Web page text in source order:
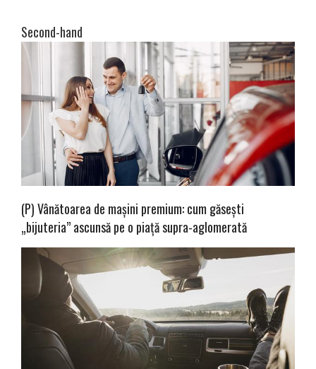
Second-hand
(P) Vânătoarea de mașini premium: cum găsești
„bijuteria” ascunsă pe o piață supra-aglomerată